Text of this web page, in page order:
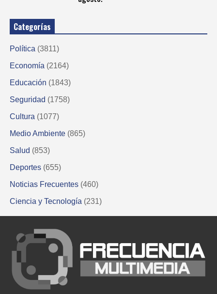
Categorías
Política (3811)
Economía (2164)
Educación (1843)
Seguridad (1758)
Cultura (1077)
Medio Ambiente (865)
Salud (853)
Deportes (655)
Noticias Frecuentes (460)
Ciencia y Tecnología (231)